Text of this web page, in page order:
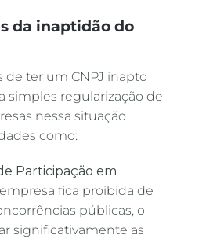
da inaptidão do
de ter um CNPJ inapto
simples regularização de
nessa situação
como:
Participação em
fica proibida de
públicas, o
significativamente as